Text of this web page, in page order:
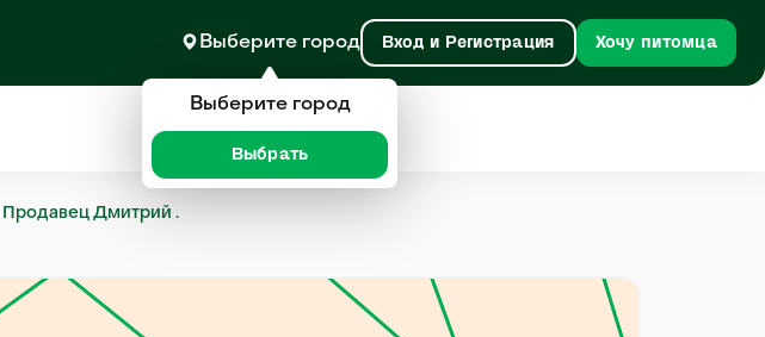
Выберите город Вход и Регистрация Хочу питомца
Продавец Дмитрий .
Выберите город
Выбрать